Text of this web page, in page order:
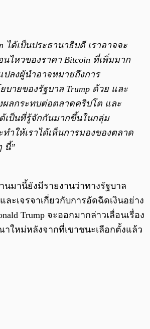
ได้เป็นประธานาธิบดี เราอาจจะ
นไหวของราคา Bitcoin ที่เพิ่มมาก
ปลงผู้นำอาจหมายถึงการ
บายของรัฐบาล Trump ด้วย และ
ผลกระทบต่อตลาดคริปโต และ
ด้เป็นที่รู้จักกันมากขึ้นในกลุ่ม
ทำให้เราได้เห็นการมองของตลาด
นี้”
นมานี้ยังมีรายงานว่าทางรัฐบาล
ะเจรจาเกี่ยวกับการอัดฉีดเงินอย่าง
Trump จะออกมากล่าวเลื่อนเรื่อง
ใหม่หลังจากที่เขาชนะเลือกตั้งแล้ว